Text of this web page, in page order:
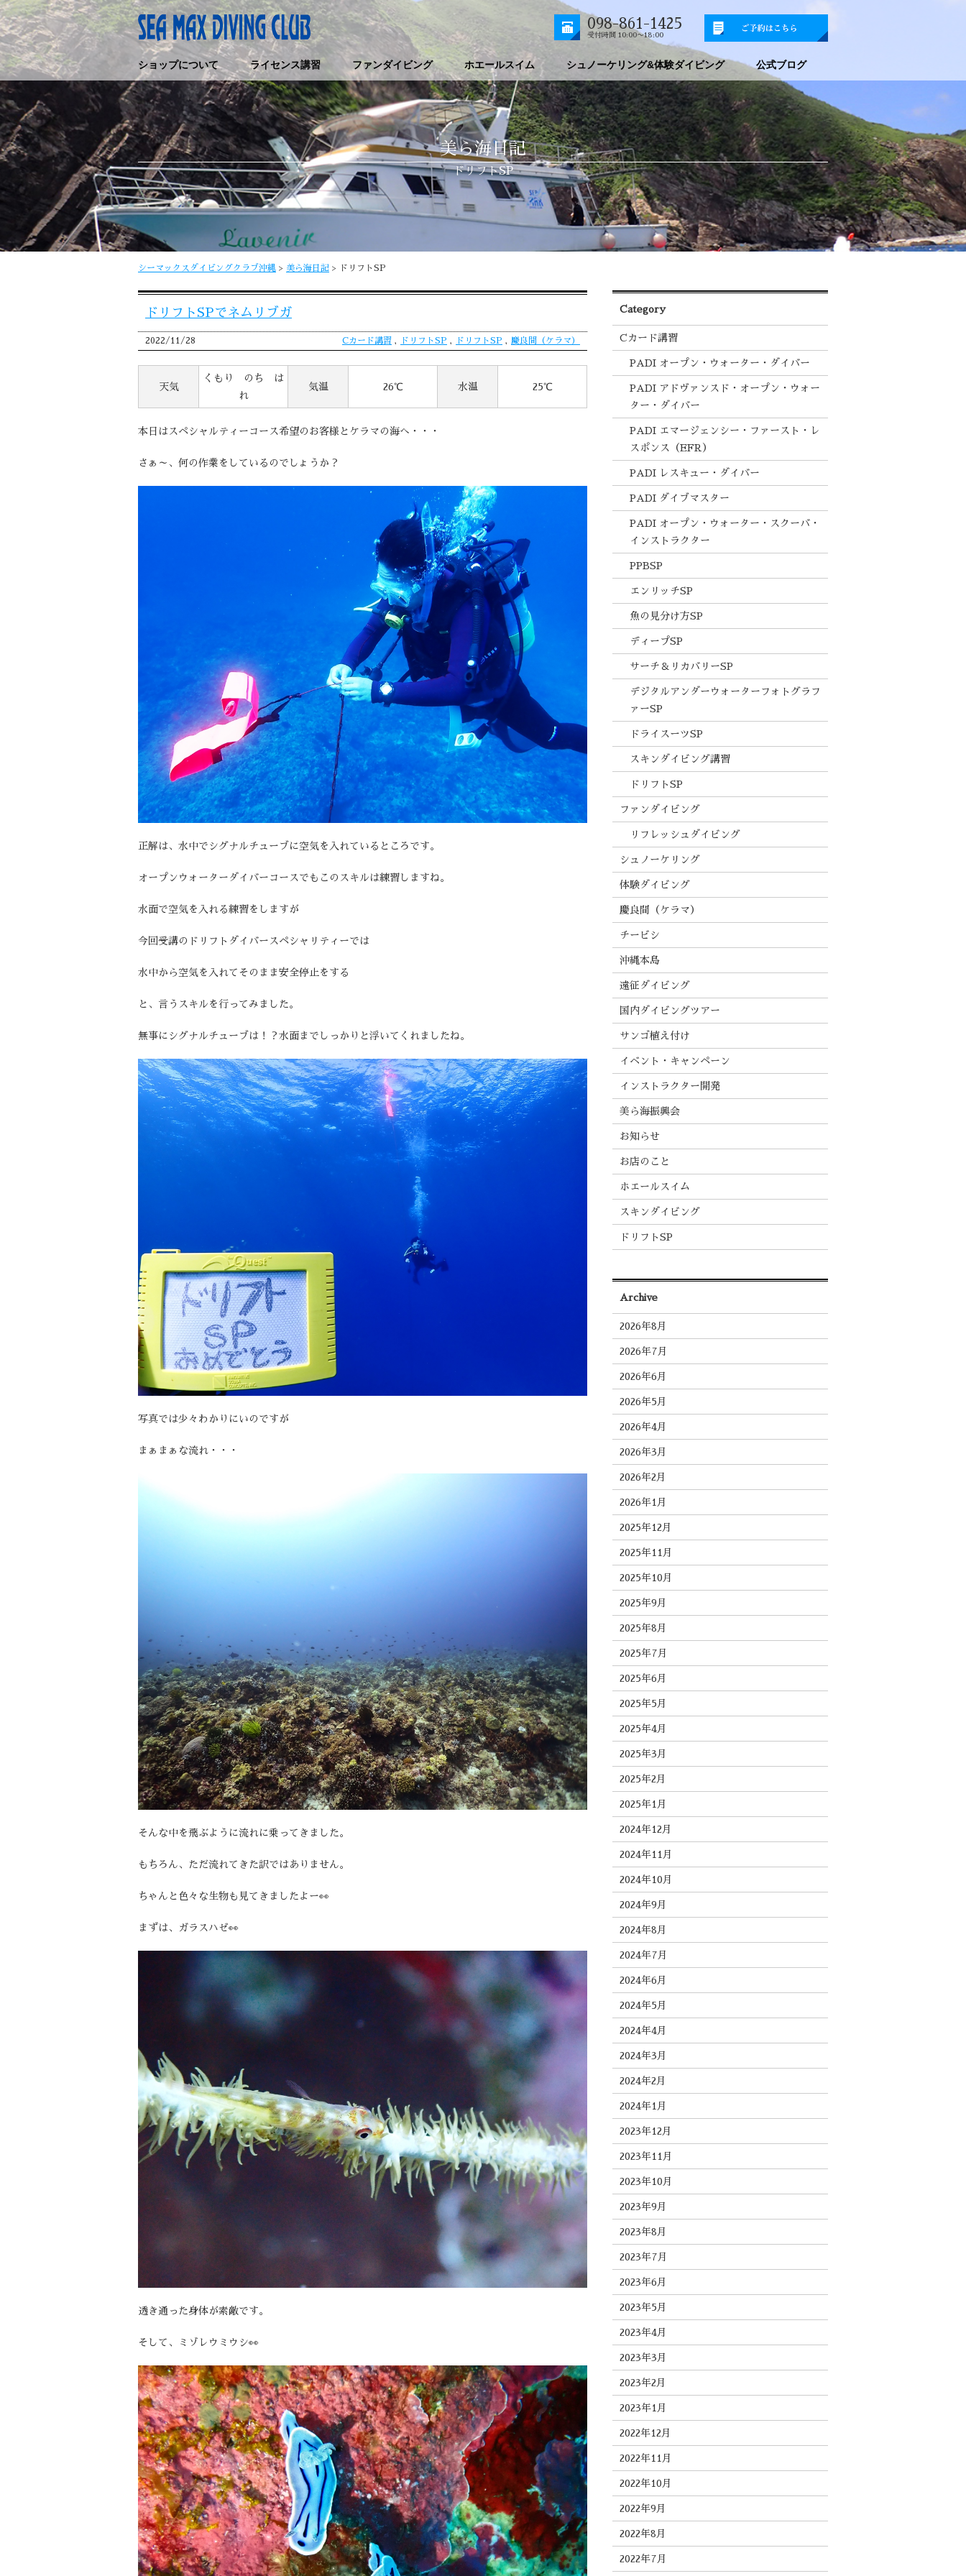
098-861-1425
受付時間 10:00〜18:00
ショップについて ライセンス講習 ファンダイビング ホエールスイム シュノーケリング&体験ダイビング 公式ブログ
美ら海日記
ドリフトSP
シーマックスダイビングクラブ沖縄 > 美ら海日記 > ドリフトSP
ドリフトSPでネムリブガ
2022/11/28 Cカード講習 , ドリフトSP , ドリフトSP , 慶良間（ケラマ）
天気
くもり のち は
れ
気温 26℃ 水温 25℃
本日はスペシャルティーコース希望のお客様とケラマの海へ・・・
さぁ～、何の作業をしているのでしょうか？
正解は、水中でシグナルチューブに空気を入れているところです。
オープンウォーターダイバーコースでもこのスキルは練習しますね。
水面で空気を入れる練習をしますが
今回受講のドリフトダイバースペシャリティーでは
水中から空気を入れてそのまま安全停止をする
と、言うスキルを行ってみました。
無事にシグナルチューブは！？水面までしっかりと浮いてくれましたね。
写真では少々わかりにいのですが
まぁまぁな流れ・・・
そんな中を飛ぶように流れに乗ってきました。
もちろん、ただ流れてきた訳ではありません。
ちゃんと色々な生物も見てきましたよー👀
まずは、ガラスハゼ👀
透き通った身体が素敵です。
そして、ミゾレウミウシ👀
Category
Cカード講習
PADI オープン・ウォーター・ダイバー
PADI アドヴァンスド・オープン・ウォー
ター・ダイバー
PADI エマージェンシー・ファースト・レ
スポンス（EFR）
PADI レスキュー・ダイバー
PADI ダイブマスター
PADI オープン・ウォーター・スクーバ・
インストラクター
PPBSP
エンリッチSP
魚の見分け方SP
ディープSP
サーチ＆リカバリーSP
デジタルアンダーウォーターフォトグラフ
ァーSP
ドライスーツSP
スキンダイビング講習
ドリフトSP
ファンダイビング
リフレッシュダイビング
シュノーケリング
体験ダイビング
慶良間（ケラマ）
チービシ
沖縄本島
遠征ダイビング
国内ダイビングツアー
サンゴ植え付け
イベント・キャンペーン
インストラクター開発
美ら海振興会
お知らせ
お店のこと
ホエールスイム
スキンダイビング
ドリフトSP
Archive
2026年8月
2026年7月
2026年6月
2026年5月
2026年4月
2026年3月
2026年2月
2026年1月
2025年12月
2025年11月
2025年10月
2025年9月
2025年8月
2025年7月
2025年6月
2025年5月
2025年4月
2025年3月
2025年2月
2025年1月
2024年12月
2024年11月
2024年10月
2024年9月
2024年8月
2024年7月
2024年6月
2024年5月
2024年4月
2024年3月
2024年2月
2024年1月
2023年12月
2023年11月
2023年10月
2023年9月
2023年8月
2023年7月
2023年6月
2023年5月
2023年4月
2023年3月
2023年2月
2023年1月
2022年12月
2022年11月
2022年10月
2022年9月
2022年8月
2022年7月